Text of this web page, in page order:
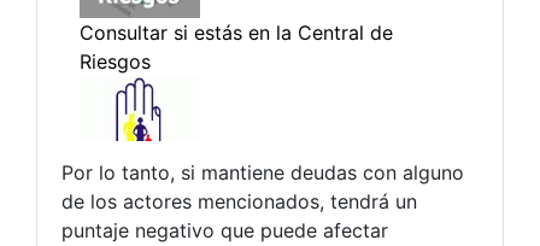
Por lo tanto, si mantiene deudas con alguno
de los actores mencionados, tendrá un
puntaje negativo que puede afectar